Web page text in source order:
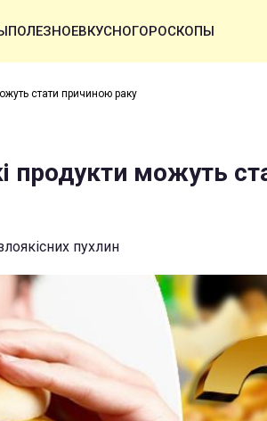
ПОЛЕЗНОЕВКУСНОГОРОСКОПЫ
стати причиною раку
продукти можуть
пухлин